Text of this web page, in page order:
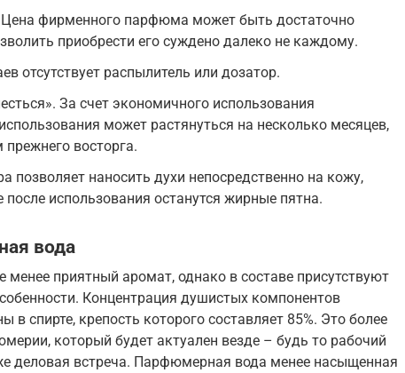
фирменного парфюма может быть достаточно
приобрести его суждено далеко не каждому.
отсутствует распылитель или дозатор.
За счет экономичного использования
может растянуться на несколько месяцев,
восторга.
позволяет наносить духи непосредственно на кожу,
использования останутся жирные пятна.
вода
приятный аромат, однако в составе присутствуют
Концентрация душистых компонентов
в спирте, крепость которого составляет 85%. Это более
который будет актуален везде – будь то рабочий
деловая встреча. Парфюмерная вода менее насыщенная